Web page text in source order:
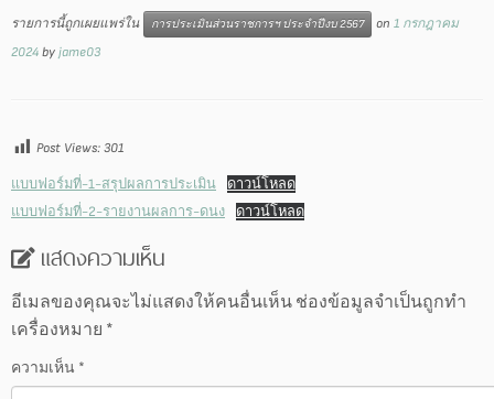
รายการนี้ถูกเผยแพร่ใน การประเมินส่วนราชการฯ ประจำปีงบ 2567 on 1 กรกฎาคม
2024 by jame03
Post Views: 301
แบบฟอร์มที่-1-สรุปผลการประเมิน
ดาวน์โหลด
แบบฟอร์มที่-2-รายงานผลการ-ดนง
ดาวน์โหลด
แสดงความเห็น
อีเมลของคุณจะไม่แสดงให้คนอื่นเห็น ช่องข้อมูลจำเป็นถูกทำ
เครื่องหมาย *
ความเห็น *